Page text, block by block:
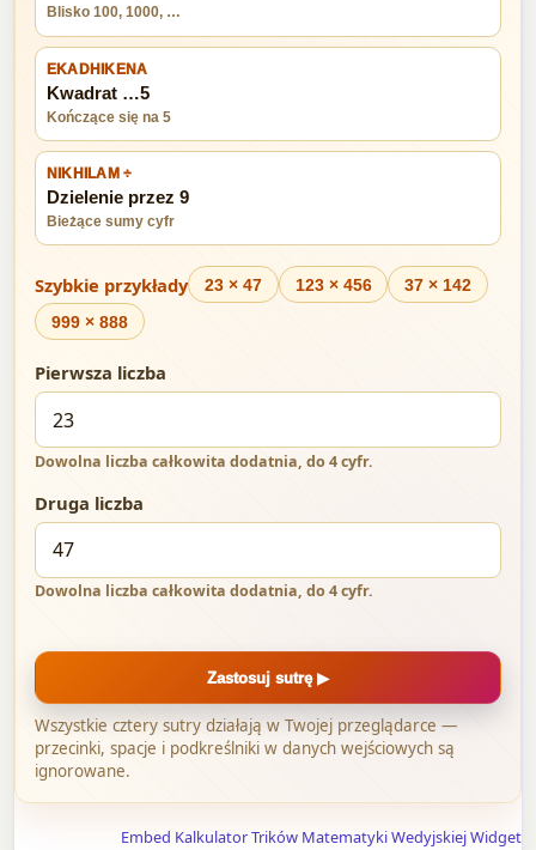
Blisko 100, 1000, …
EKADHIKENA
Kwadrat …5
Kończące się na 5
NIKHILAM ÷
Dzielenie przez 9
Bieżące sumy cyfr
Szybkie przykłady 23 × 47 123 × 456
37 × 142
999 × 888
Pierwsza liczba
Dowolna liczba całkowita dodatnia, do 4 cyfr.
Druga liczba
Dowolna liczba całkowita dodatnia, do 4 cyfr.
Zastosuj sutrę ▶
Wszystkie cztery sutry działają w Twojej przeglądarce —
przecinki, spacje i podkreślniki w danych wejściowych są
ignorowane.
Embed Kalkulator Trików Matematyki Wedyjskiej Widget